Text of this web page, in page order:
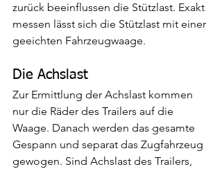
zurück beeinflussen die Stützlast. Exakt
messen lässt sich die Stützlast mit einer
geeichten Fahrzeugwaage.
Die Achslast
Zur Ermittlung der Achslast kommen
nur die Räder des Trailers auf die
Waage. Danach werden das gesamte
Gespann und separat das Zugfahrzeug
gewogen. Sind Achslast des Trailers,